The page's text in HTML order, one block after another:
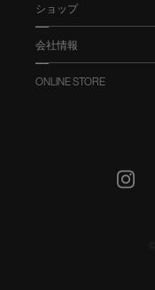
ショップ
会社情報
ONLINE STORE